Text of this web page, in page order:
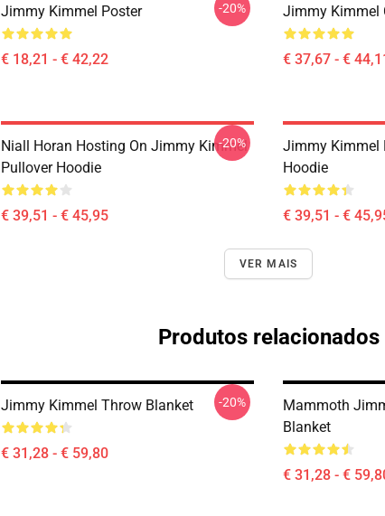
Jimmy Kimmel Poster
€ 18,21 - € 42,22
-20% Jimmy Kimmel
€ 37,67 - €
Niall Horan Hosting On Jimmy Kimmel
Pullover Hoodie
€ 39,51 - € 45,95
-20%
Jimmy Kimmel
Hoodie
€ 39,51 - €
VER MAIS
Produtos relacionados
Jimmy Kimmel Throw Blanket
€ 31,28 - € 59,80
-20%
Mammoth
Blanket
€ 31,28 - €